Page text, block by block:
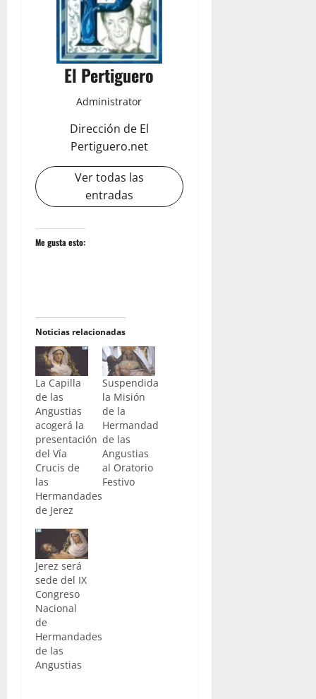
El Pertiguero
Administrator
Dirección de El
Pertiguero.net
Ver todas las
entradas
Me gusta esto:
Noticias relacionadas
La Capilla
de las
Angustias
acogerá la
presentación
del Vía
Crucis de
las
Hermandades
de Jerez
Suspendida
la Misión
de la
Hermandad
de las
Angustias
al Oratorio
Festivo
Jerez será
sede del IX
Congreso
Nacional
de
Hermandades
de las
Angustias